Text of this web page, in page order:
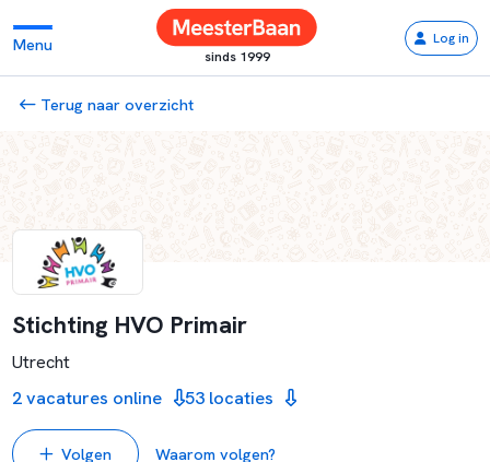
Menu
sinds 1999
Log in
Terug naar overzicht
Stichting HVO Primair
Utrecht
2 vacatures online
53 locaties
Volgen Waarom volgen?